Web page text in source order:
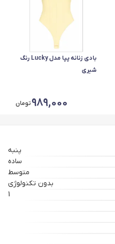
بادی زنانه پپا مدل Lucky رنگ
شیری
989,000تومان
پنبه
ساده
متوسط
بدون تکنولوژی
1